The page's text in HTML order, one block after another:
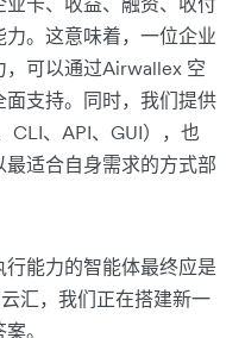
。这意味着，一位企业
，可以通过Airwallex 空
支持。同时，我们提供
CLI、API、GUI），也
适合自身需求的方式部
能力的智能体最终应是
汇，我们正在搭建新一
。